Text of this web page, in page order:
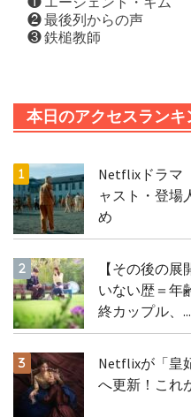
❷ 最後列からの声
❸ 鉄槌教師
本日のアクセスランキ
Netflixドラマ
ャスト・登場
め
【その後の
いない歴＝年
終カップル、...
Netflixが「皇
へ更新！これ